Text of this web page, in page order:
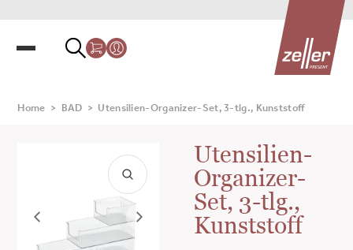
Home > BAD > Utensilien-Organizer-Set, 3-tlg., Kunststoff
Utensilien-
Organizer-
Set, 3-tlg.,
Kunststoff